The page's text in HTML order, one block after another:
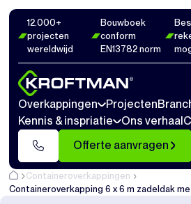
12.000+
projecten
wereldwijd
Bouwboek
conform
EN13782 norm
Overkappingen Projecten
Kennis & inspriatie
Ons verhaal
Offerte aanvragen
Containeroverkappingen
Containeroverkapping 6 x 6 m zadeldak
Foto's